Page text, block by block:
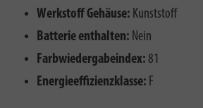
Werkstoff Gehäuse: Kunststoff
Batterie enthalten: Nein
Farbwiedergabeindex: 81
Energieeffizienzklasse: F